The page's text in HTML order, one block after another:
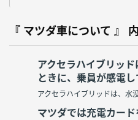
『 マツダ車について 』
アクセラハイブリッ
ときに、乗員が感電
アクセラハイブリッドは、水
マツダでは充電カー